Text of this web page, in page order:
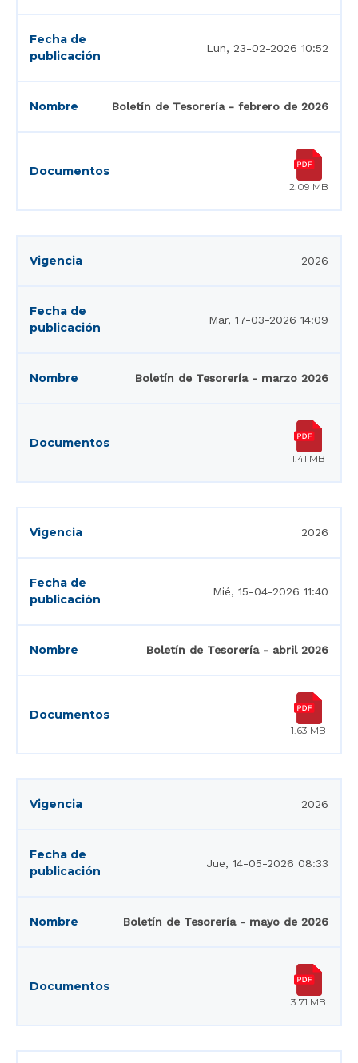
Lun, 23-02-2026 10:52
Boletín de Tesorería - febrero de 2026
2.09 MB
2026
Mar, 17-03-2026 14:09
Boletín de Tesorería - marzo 2026
1.41 MB
2026
Mié, 15-04-2026 11:40
Boletín de Tesorería - abril 2026
1.63 MB
2026
Jue, 14-05-2026 08:33
Boletín de Tesorería - mayo de 2026
3.71 MB